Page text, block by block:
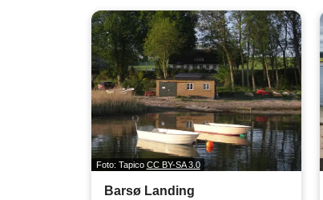
Foto: Tapico CC BY-SA 3.0
Barsø Landing